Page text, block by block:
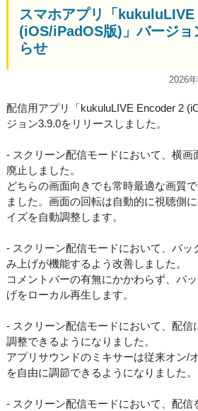
スマホアプリ「
(iOS/iPadOS版)」バージョ
らせ
2026
配信用アプリ「kukuluLIVE Encoder 2
ジョン3.9.0をリリースしました。
- スクリーン配信モードにおいて、横画
廃止しました。
どちらの画面向きでも常時最適な画質
ました。画面の回転は自動的に視聴側
イズを自動調整します。
- スクリーン配信モードにおいて、バッ
み上げが機能するよう改善しました。
コメントバーの有無にかかわらず、バ
げをローカル再生します。
- スクリーン配信モードにおいて、配信
調整できるようになりました。
アプリサウンドのミキサーは従来オン/
を自由に調節できるようになりました。
- スクリーン配信モードにおいて、配信